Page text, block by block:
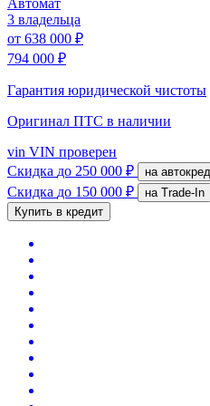
3 владельца
от 638 000 ₽
794 000 ₽
Гарантия юридической чистоты
Оригинал ПТС в наличии
vin VIN проверен
Скидка до 250 000 ₽ на
Скидка до 150 000 ₽
на Trade-In
Купить в кредит